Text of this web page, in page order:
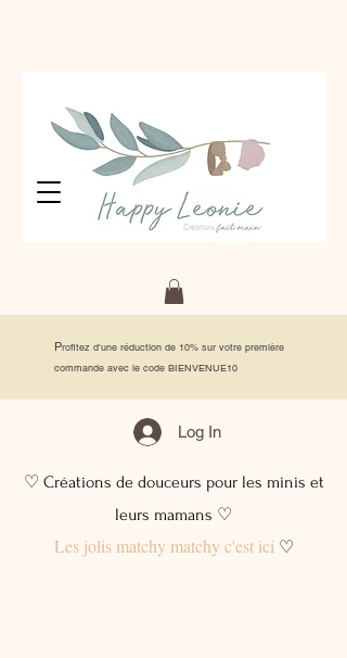
Profitez d'une réduction de 10% sur votre première
commande avec le code BIENVENUE10
Log In
♡ Créations de douceurs pour les minis et
leurs mamans ♡
Les jolis matchy matchy c'est ici♡